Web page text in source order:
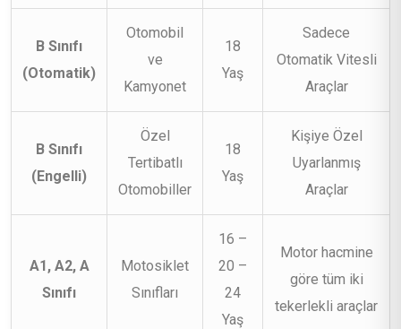
B Sınıfı
(Otomatik)
Otomobil
ve
Kamyonet
18
Yaş
Sadece
Otomatik Vitesli
Araçlar
B Sınıfı
(Engelli)
Özel
Tertibatlı
Otomobiller
18
Yaş
Kişiye Özel
Uyarlanmış
Araçlar
A1, A2, A
Sınıfı
Motosiklet
Sınıfları
16 –
20 –
24
Yaş
Motor hacmine
göre tüm iki
tekerlekli araçlar